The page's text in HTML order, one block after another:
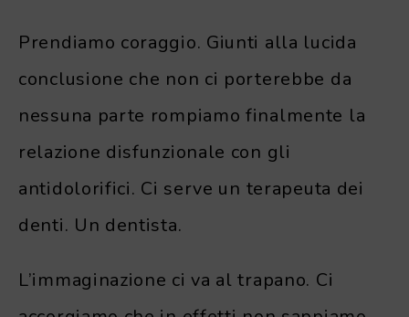
Prendiamo coraggio. Giunti alla lucida
conclusione che non ci porterebbe da
nessuna parte rompiamo finalmente la
relazione disfunzionale con gli
antidolorifici. Ci serve un terapeuta dei
denti. Un dentista.
L’immaginazione ci va al trapano. Ci